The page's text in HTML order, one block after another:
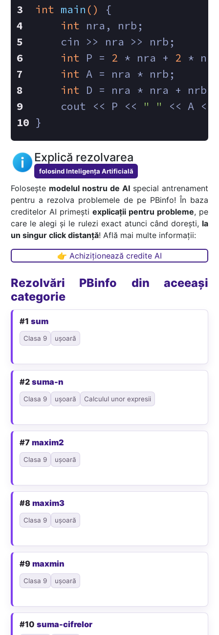
int main ()
{
int nra, nrb;
    cin >> nra >> nrb;
int P = 2 * nra + 2 *
int A = nra * nrb;
int D = nra * nra + nrb
    cout << P <<
" "
<< A
}
Explică rezolvarea
folosind Inteligența Artificială
Folosește modelul nostru de AIspecial antrenament
pentru a rezolva problemele de pe PBinfo! În baza
creditelor AI primești explicații pentru probleme, pe
care le alegi și le rulezi exact atunci când dorești, la
un singur click distanță! Află mai multe informații:
👉 Achiziționează credite AI
Rezolvări PBinfo din aceeași
categorie
#1sum
Clasa 9 ușoară
#2suma-n
Clasa 9 ușoară Calculul unor expresii
#7maxim2
Clasa 9 ușoară
#8maxim3
Clasa 9 ușoară
#9maxmin
Clasa 9 ușoară
#10suma-cifrelor